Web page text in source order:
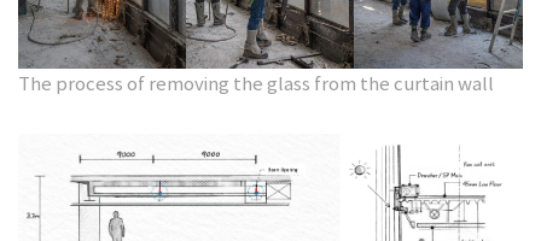
The process of removing the glass from the curtain wall